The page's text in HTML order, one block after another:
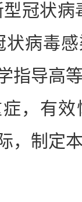
冠状
病毒
指导高
，有
，制定